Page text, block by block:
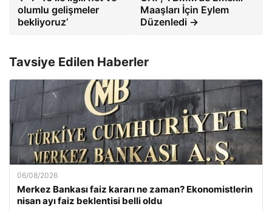
olumlu gelişmeler
bekliyoruz’
Maaşları İçin Eylem
Düzenledi →
Tavsiye Edilen Haberler
06/08/2026
Merkez Bankası faiz kararı ne zaman? Ekonomistlerin
nisan ayı faiz beklentisi belli oldu